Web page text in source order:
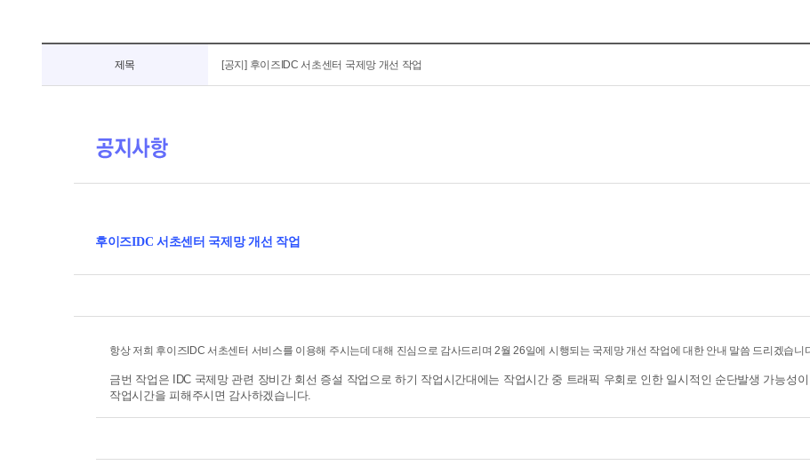
제목 [공지] 후이즈IDC 서초센터 국제망 개선 작업
후이즈IDC 서초센터 국제망 개선 작업
항상 저희 후이즈IDC 서초센터 서비스를 이용해 주시는데 대해 진심으로 감사드리며 2월 26일에 시행되는 국제망 개선 작업에 대한 안내 말씀 드리겠습니
금번 작업은 IDC 국제망 관련 장비간 회선 증설 작업으로 하기 작업시간대에는 작업시간 중 트래픽 우회로 인한 일시적인 순단발생 가능성
작업시간을 피해주시면 감사하겠습니다.